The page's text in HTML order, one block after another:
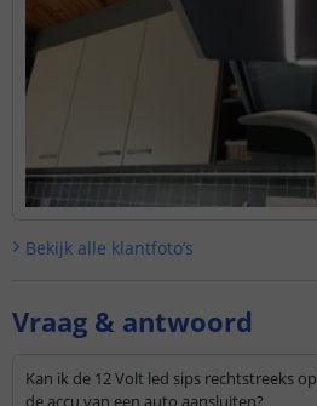
Bekijk alle klantfoto’s
Vraag & antwoord
Kan ik de 12 Volt led sips rechtstreeks op
de accu van een auto aansluiten?